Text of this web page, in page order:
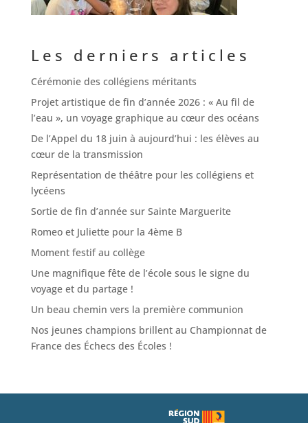
Les derniers articles
Cérémonie des collégiens méritants
Projet artistique de fin d’année 2026 : « Au fil de
l’eau », un voyage graphique au cœur des océans
De l’Appel du 18 juin à aujourd’hui : les élèves au
cœur de la transmission
Représentation de théâtre pour les collégiens et
lycéens
Sortie de fin d’année sur Sainte Marguerite
Romeo et Juliette pour la 4ème B
Moment festif au collège
Une magnifique fête de l’école sous le signe du
voyage et du partage !
Un beau chemin vers la première communion
Nos jeunes champions brillent au Championnat de
France des Échecs des Écoles !